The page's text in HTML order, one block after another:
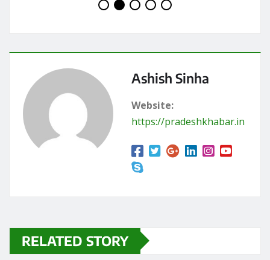
Ashish Sinha
Website:
https://pradeshkhabar.in
RELATED STORY